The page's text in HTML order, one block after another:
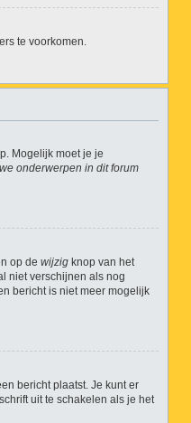
te voorkomen.
Mogelijk moet je je
onderwerpen in dit forum
op de wijzig knop van het
niet verschijnen als nog
bericht is niet meer mogelijk
bericht plaatst. Je kunt er
uit te schakelen als je het